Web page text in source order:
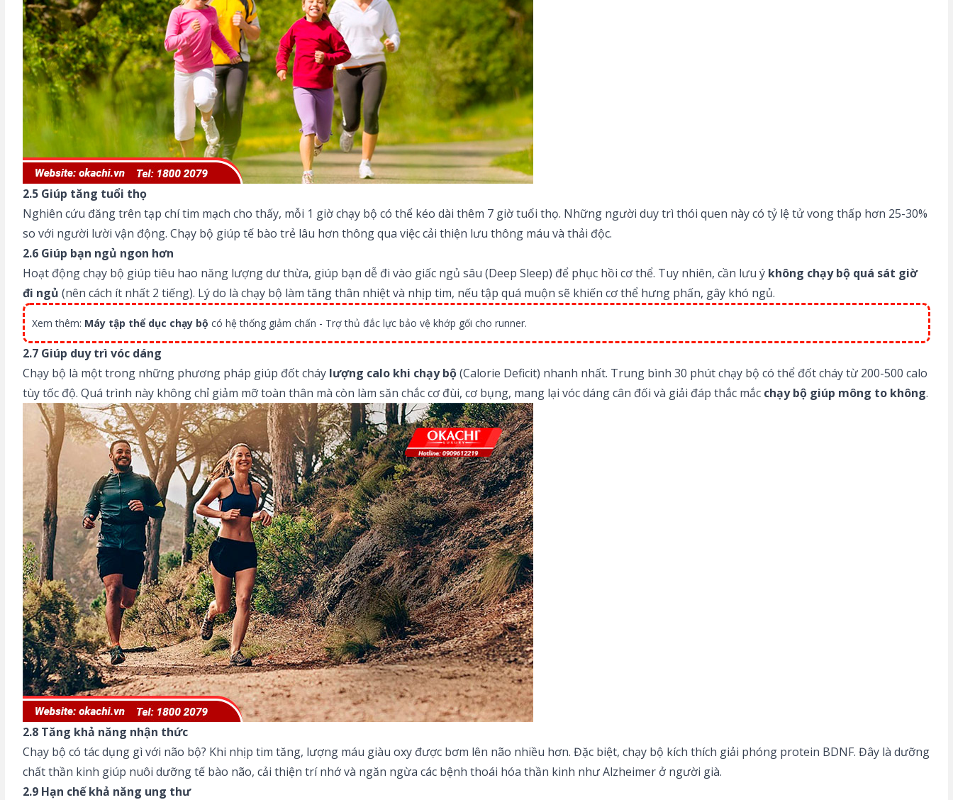
2.5 Giúp tăng tuổi thọ
Nghiên cứu đăng trên tạp chí tim mạch cho thấy, mỗi 1 giờ chạy bộ có thể kéo dài thêm 7 giờ tuổi thọ. Những người duy trì thói quen này có tỷ lệ tử vong thấp hơn 25-30%
so với người lười vận động. Chạy bộ giúp tế bào trẻ lâu hơn thông qua việc cải thiện lưu thông máu và thải độc.
2.6 Giúp bạn ngủ ngon hơn
Hoạt động chạy bộ giúp tiêu hao năng lượng dư thừa, giúp bạn dễ đi vào giấc ngủ sâu (Deep Sleep) để phục hồi cơ thể. Tuy nhiên, cần lưu ý không chạy bộ quá sát giờ
đi ngủ (nên cách ít nhất 2 tiếng). Lý do là chạy bộ làm tăng thân nhiệt và nhịp tim, nếu tập quá muộn sẽ khiến cơ thể hưng phấn, gây khó ngủ.
Xem thêm: Máy tập thể dục chạy bộ có hệ thống giảm chấn - Trợ thủ đắc lực bảo vệ khớp gối cho runner.
2.7 Giúp duy trì vóc dáng
Chạy bộ là một trong những phương pháp giúp đốt cháy lượng calo khi chạy bộ(Calorie Deficit) nhanh nhất. Trung bình 30 phút chạy bộ có thể đốt cháy từ 200-500 calo
tùy tốc độ. Quá trình này không chỉ giảm mỡ toàn thân mà còn làm săn chắc cơ đùi, cơ bụng, mang lại vóc dáng cân đối và giải đáp thắc mắc chạy bộ giúp mông to không.
2.8 Tăng khả năng nhận thức
Chạy bộ có tác dụng gì với não bộ? Khi nhịp tim tăng, lượng máu giàu oxy được bơm lên não nhiều hơn. Đặc biệt, chạy bộ kích thích giải phóng protein BDNF. Đây là dưỡng
chất thần kinh giúp nuôi dưỡng tế bào não, cải thiện trí nhớ và ngăn ngừa các bệnh thoái hóa thần kinh như Alzheimer ở người già.
2.9 Hạn chế khả năng ung thư